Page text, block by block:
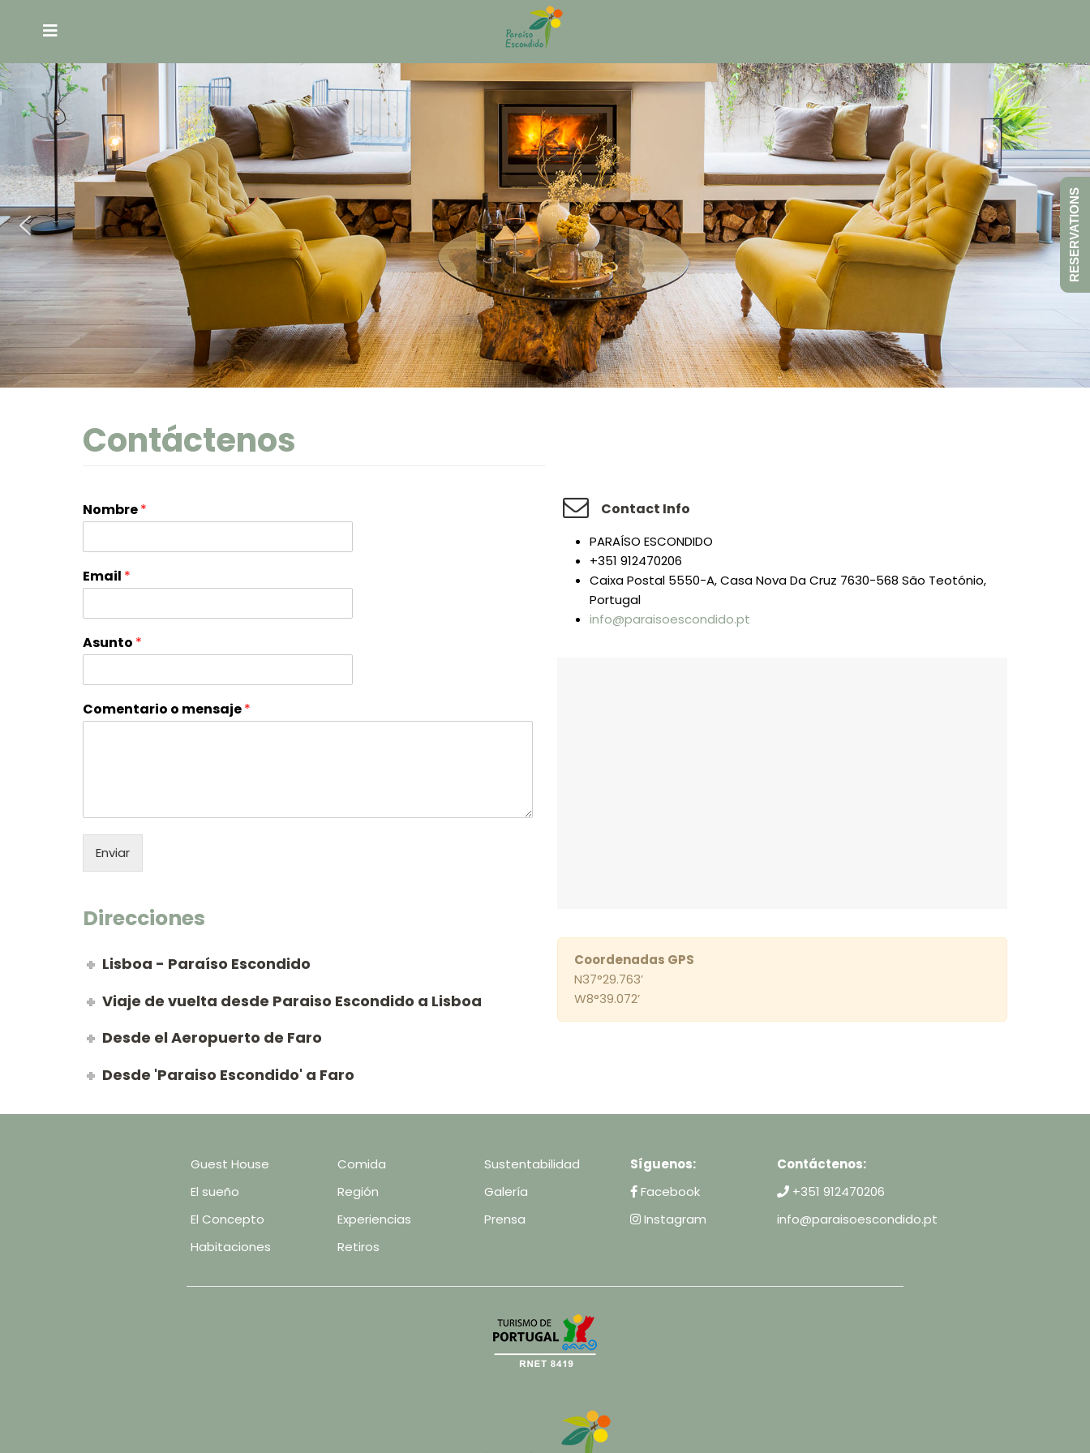
MENU
HOUSE
HABITACIONES
COMIDA
REGIÓN
EXPERIENCIAS
RETIROS
SUSTENTABILIDAD
GALERÍA
PRENSA
CONTACTOSContáctenos
Nombre*
Email *
Asunto *
Comentario o mensaje*
Enviar
Direcciones
Lisboa - Paraíso Escondido
Viaje de vuelta desde Paraiso Escondido a Lisboa
Desde el Aeropuerto de Faro
Desde 'Paraiso Escondido' a Faro
Contact Info
PARAÍSO ESCONDIDO
+351 912470206
Caixa Postal 5550-A, Casa Nova Da Cruz 7630-568 São Teotónio,
Portugal
info@paraisoescondido.pt
Coordenadas GPS
N37°29.763’
W8°39.072’
Guest House
El sueño
El Concepto
Habitaciones
Comida
Región
Experiencias
Retiros
Sustentabilidad
Galería
Prensa
Síguenos:
Facebook
Instagram
Contáctenos:
+351 912470206
info@paraisoescondido.pt
RESERVATIONS